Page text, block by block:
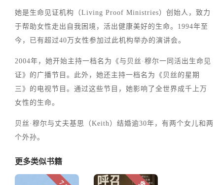
她是生命见证机构（Living Proof Ministries）创始人，致力
于帮助女性走出自我困境，活出健康美好的生命。1994年至
今，已有超过40万女性参加过此机构举办的演讲会。
2004年，她开始主持一档名为《与贝丝·穆尔一同活出生命见
证》的广播节目。此外，她还主持一档名为《贝丝的星期
三》的电视节目。通过这些节目，她影响了全世界成千上万
女性的生命。
贝丝·穆尔与丈夫基思（Keith）结婚逾30年，有两个女儿和两
个外孙。
更多类似书籍